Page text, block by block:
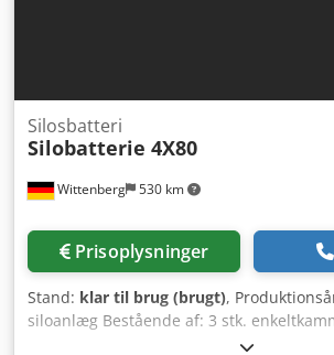
Wittenberg 530 km
Silosbatteri
Silobatterie 4X80
Prisoplysninger
Stand: klar til brug (brugt),
siloanlæg Bestående af: 3 stk.
cementosiloer med hver ca. 80 tons